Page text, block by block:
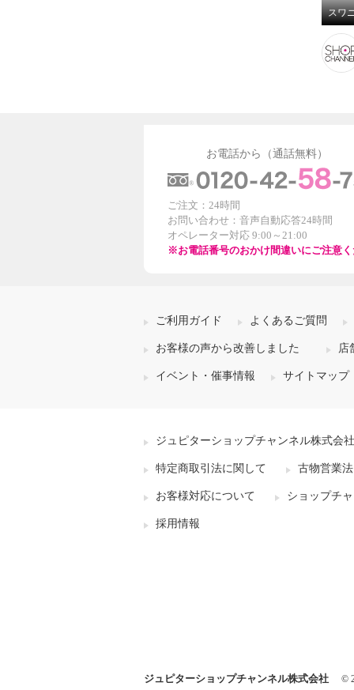
お電話から（通話無料）
ご注文：24時間
お問い合わせ：音声自動応答24時間
オペレーター対応 9:00～21:00
※お電話番号のおかけ間違いにご注意
ご利用ガイド よくあるご質問
お客様の声から改善しました 店
イベント・催事情報 サイトマップ
ジュピターショップチャンネル株式会
特定商取引法に関して 古物営業
お客様対応について ショップチ
採用情報
ジュピターショップチャンネル株式会社 ©